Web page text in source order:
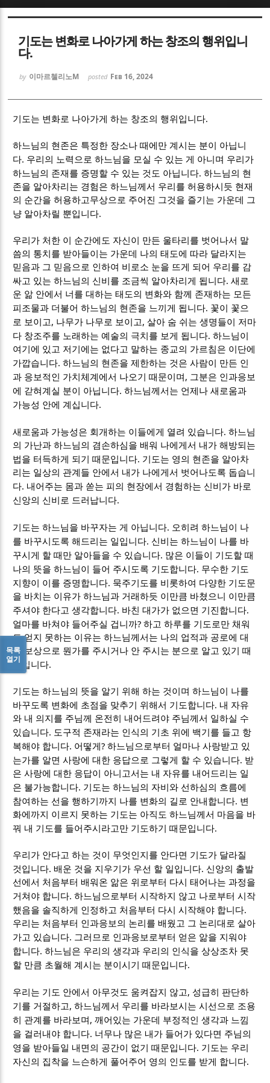
기도는 변화로 나아가게 하는 창조의 행위입니
다.
by 이마르첼리노M posted Feb 16, 2024
기도는 변화로 나아가게 하는 창조의 행위입니다.
하느님의 현존은 특정한 장소나 때에만 계시는 분이 아닙니
다. 우리의 노력으로 하느님을 모실 수 있는 게 아니며 우리가
하느님의 존재를 증명할 수 있는 것도 아닙니다.하느님의 현
존을 알아차리는 경험은 하느님께서 우리를 허용하시듯 현재
의 순간을 허용하고무상으로 주어진 그것을 즐기는 가운데 그
냥 알아차릴 뿐입니다.
우리가 처한 이 순간에도 자신이 만든 울타리를 벗어나서 말
씀의 통치를 받아들이는 가운데 나의 태도에 따라 달라지는
믿음과 그 믿음으로 인하여 비로소 눈을 뜨게 되어 우리를 감
싸고 있는 하느님의 신비를 조금씩 알아차리게 됩니다.새로
운 앎 안에서 너를 대하는 태도의 변화와 함께 존재하는 모든
피조물과 더불어 하느님의 현존을 느끼게 됩니다. 꽃이 꽃으
로 보이고, 나무가 나무로 보이고,살아 숨 쉬는 생명들이 저마
다 창조주를 노래하는 예술의 극치를 보게 됩니다.하느님이
여기에 있고 저기에는 없다고 말하는 종교의 가르침은 이단에
가깝습니다.하느님의 현존을 제한하는 것은 사람이 만든 인
과 응보적인 가치체계에서 나오기 때문이며 , 그분은 인과응보
에 갇혀계실 분이 아닙니다.하느님께서는 언제나 새로움과
가능성 안에 계십니다.
새로움과 가능성은 회개하는 이들에게 열려 있습니다.하느님
의 가난과 하느님의 겸손하심을 배워 나에게서 내가 해방되는
법을 터득하게 되기 때문입니다. 기도는 영의 현존을 알아차
리는 일상의 관계들 안에서 내가 나에게서 벗어나도록 돕습니
다. 내어주는 몸과 쏟는 피의 현장에서 경험하는 신비가 바로
신앙의 신비로 드러납니다.
기도는 하느님을 바꾸자는 게 아닙니다. 오히려 하느님이 나
를 바꾸시도록 해드리는 일입니다. 신비는 하느님이 나를 바
꾸시게 할 때만 알아들을 수 있습니다. 많은 이들이 기도할 때
나의 뜻을 하느님이 들어 주시도록 기도합니다. 무수한 기도
지향이 이를 증명합니다. 묵주기도를 비롯하여 다양한 기도문
을 바치는 이유가 하느님과 거래하듯 이만큼 바쳤으니 이만큼
주셔야 한다고 생각합니다. 바친 대가가 없으면 기진합니다.
얼마를 바쳐야 들어주실 겁니까?하고 하루를 기도로만 채워
도 얻지 못하는 이유는 하느님께서는 나의 업적과 공로에 대
한 보상으로 뭔가를 주시거나 안 주시는 분으로 알고 있기 때
문입니다.
기도는 하느님의 뜻을 알기 위해 하는 것이며 하느님이 나를
바꾸도록 변화에 초점을 맞추기 위해서 기도합니다. 내 자유
와 내 의지를 주님께 온전히 내어드려야 주님께서 일하실 수
있습니다. 도구적 존재라는 인식의 기초 위에 백기를 들고 항
복해야 합니다. 어떻게?하느님으로부터 얼마나 사랑받고 있
는가를 알면 사랑에 대한 응답으로 그렇게 할 수 있습니다. 받
은 사랑에 대한 응답이 아니고서는 내 자유를 내어드리는 일
은 불가능합니다. 기도는 하느님의 자비와 선하심의 흐름에
참여하는 선을 행하기까지 나를 변화의 길로 안내합니다. 변
화에까지 이르지 못하는 기도는 아직도 하느님께서 마음을 바
꿔 내 기도를 들어주시라고만 기도하기 때문입니다.
우리가 안다고 하는 것이 무엇인지를 안다면 기도가 달라질
것입니다.배운 것을 지우기가 우선 할 일입니다. 신앙의 출발
선에서 처음부터 배워온 앎은 위로부터 다시 태어나는 과정을
거쳐야 합니다.하느님으로부터 시작하지 않고 나로부터 시작
했음을 솔직하게 인정하고 처음부터 다시 시작해야 합니다.
우리는 처음부터 인과응보의 논리를 배웠고 그 논리대로 살아
가고 있습니다. 그러므로 인과응보로부터 얻은 앎을 지워야
합니다.하느님은 우리의 생각과 우리의 인식을 상상조차 못
할 만큼 초월해 계시는 분이시기 때문입니다.
우리는 기도 안에서 아무것도 움켜잡지 않고, 성급히 판단하
기를 거절하고,하느님께서 우리를 바라보시는 시선으로 조용
히 관계를 바라보며 ,깨어있는 가운데 부정적인 생각과 느낌
을 걸러내야 합니다. 너무나 많은 내가 들어가 있다면 주님의
영을 받아들일 내면의 공간이 없기 때문입니다. 기도는 우리
자신의 집착을 느슨하게 풀어주어 영의 인도를 받게 합니다.
목록
열기
Sketchbook5, 스케치북5
Sketchbook5, 스케치북5
Sketchbook5, 스케치북5
Sketchbook5, 스케치북5